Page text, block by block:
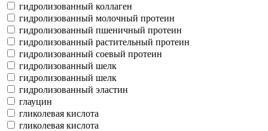
гидролизованный коллаген
гидролизованный молочный протеин
гидролизованный пшеничный протеин
гидролизованный растительный протеин
гидролизованный соевый протеин
гидролизованный шелк
гидролизованный шелк
гидролизованный эластин
глауцин
гликолевая кислота
гликолевая кислота